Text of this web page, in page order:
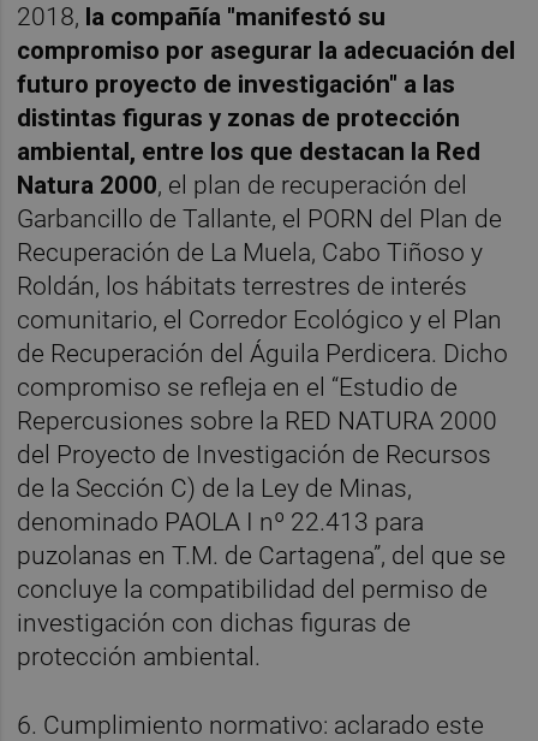
2018, la compañía "manifestó su
compromiso por asegurar la adecuación del
futuro proyecto de investigación" a las
distintas figuras y zonas de protección
ambiental, entre los que destacan la Red
Natura 2000, el plan de recuperación del
Garbancillo de Tallante, el PORN del Plan de
Recuperación de La Muela, Cabo Tiñoso y
Roldán, los hábitats terrestres de interés
comunitario, el Corredor Ecológico y el Plan
de Recuperación del Águila Perdicera. Dicho
compromiso se refleja en el “Estudio de
Repercusiones sobre la RED NATURA 2000
del Proyecto de Investigación de Recursos
de la Sección C) de la Ley de Minas,
denominado PAOLA I nº 22.413 para
puzolanas en T.M. de Cartagena”, del que se
concluye la compatibilidad del permiso de
investigación con dichas figuras de
protección ambiental.
6. Cumplimiento normativo: aclarado este